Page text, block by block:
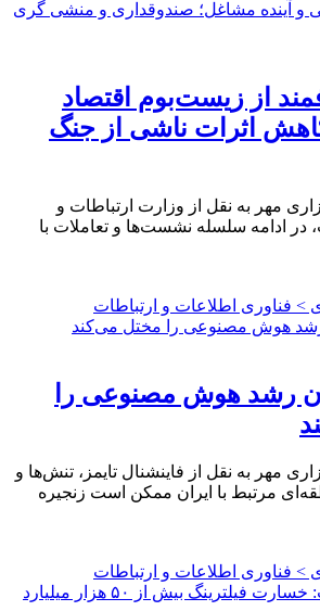
از زیست‌بوم اقتصاد
اثرات ناشی از جنگ
مهر به نقل از وزارت ارتباطات و
در ادامه سلسله نشست‌ها و تعاملات با
> فناوری اطلاعات و ارتباطات
رشد هوش مصنوعی را
مهر به نقل از فاینشنال تایمز، تنش‌ها و
مرتبط با ایران ممکن است زنجیره
> فناوری اطلاعات و ارتباطات